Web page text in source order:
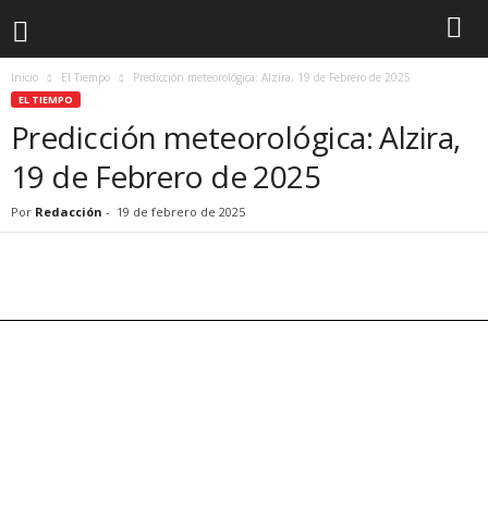
Inicio El Tiempo Predicción meteorológica: Alzira, 19 de Febrero de 2025
EL TIEMPO
Predicción meteorológica: Alzira,
19 de Febrero de 2025
Por Redacción - 19 de febrero de 2025